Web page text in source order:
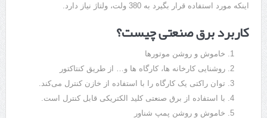
اینکه مورد استفاده قرار بگیرد به 380 ولت، ولتاژ نیاز دارد.
کاربرد برق صنعتی چیست؟
خاموش و روشن موتورها
روشنایی کارخانه ها، کارگاه ها و… از طریق کنتاکتور
توان راکتی یک کارگاه را با استفاده از خازن کنترل می‌کند.
با استفاده از برق صنعتی کلید الکتریکی قابل کنترل است.
خاموش و روشن پمپ شناور